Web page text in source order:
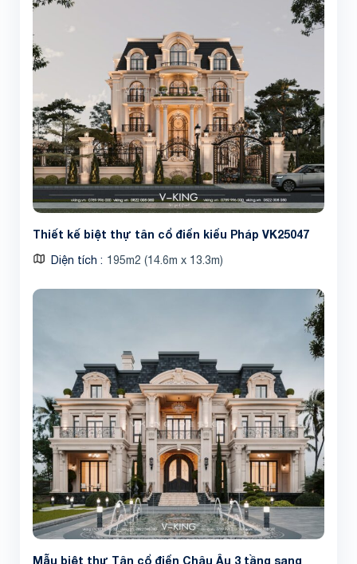
Thiết kế biệt thự tân cổ điển kiểu Pháp VK25047
Diện tích 195m2 (14.6m x 13.3m)
Mẫu biệt thự Tân cổ điển Châu Âu 3 tầng sang